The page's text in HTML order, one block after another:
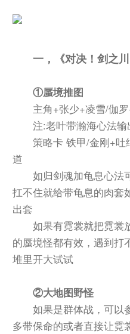
一，《对决！剑之
①蜃境推图
主角+张少+凌雪/伽
注:老叶带瀚海心法
策略卡 铁甲/金刚+
道
如归剑魂加龟息心法
扛不住就给带龟息的肉套
出套
如果有霓裳就把霓裳
的蜃境怪都有效，遇到打
堆里开大试试
②大地图野怪
如果是群体战，可以
多带保命的或者直接让霓